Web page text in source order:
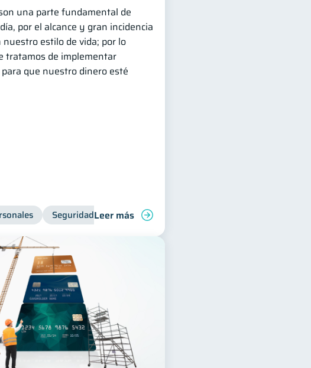
Consejos Bienestar financiero
una parte fundamental de
por el alcance y gran incidencia
estilo de vida; por lo
tratamos de implementar
que nuestro dinero esté
Seguridad financiera
Leer más